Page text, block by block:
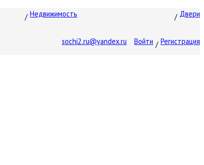
Недвижимость Двери
sochi2.ru@yandex.ru Войти Регистрация